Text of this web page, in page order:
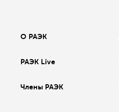
О РАЭК
РАЭК Live
Члены РАЭК